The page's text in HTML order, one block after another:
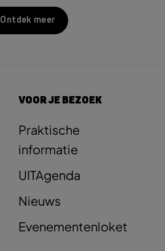
Ontdek meer
VOOR JE BEZOEK
Praktische
informatie
UITAgenda
Nieuws
Evenementenloket